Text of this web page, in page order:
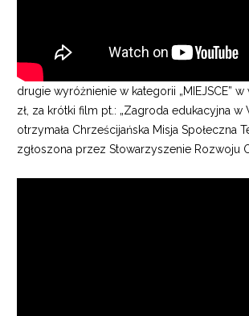
drugie wyróżnienie w kategorii „MIEJSCE”
zł, za krótki film pt.: „Zagroda edukacyjna w
otrzymała Chrześcijańska Misja Społeczna
zgłoszona przez Stowarzyszenie Rozwoju